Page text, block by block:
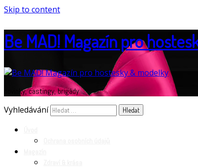
Skip to content
Be MAD! Magazín pro
novinky, castingy, brigády
Vyhledávání